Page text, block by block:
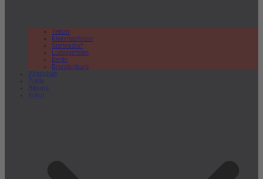
Teltow
Kleinmachnow
Stahnsdorf
Ludwigsfelde
Berlin
Brandenburg
Wirtschaft
Politik
Bildung
Kultur